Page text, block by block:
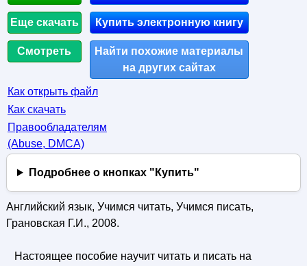
Еще скачать
Смотреть
Купить электронную книгу
Найти похожие материалы
на других сайтах
Как открыть файл
Как скачать
Правообладателям
(Abuse, DMСA)
Подробнее о кнопках "Купить"
Английский язык, Учимся читать, Учимся писать,
Грановская Г.И., 2008.
Настоящее пособие научит читать и писать на